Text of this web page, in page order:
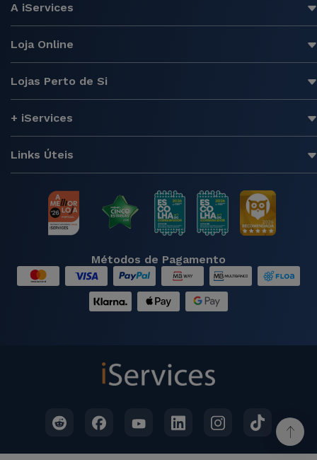
A iServices
Loja Online
Lojas Perto de Si
+ iServices
Links Úteis
Métodos de Pagamento